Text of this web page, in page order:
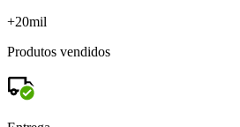
+20mil
Produtos vendidos